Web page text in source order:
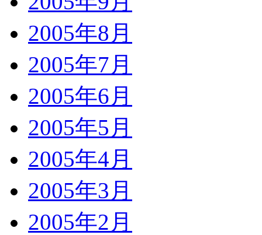
2005年8月
2005年7月
2005年6月
2005年5月
2005年4月
2005年3月
2005年2月